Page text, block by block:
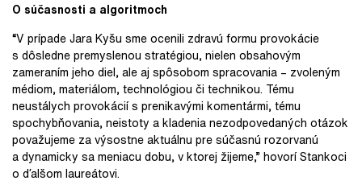
O súčasnosti a algoritmoch
“V prípade Jara Kyšu sme ocenili zdravú formu provokácie
s dôsledne premyslenou stratégiou, nielen obsahovým
zameraním jeho diel, ale aj spôsobom spracovania – zvoleným
médiom, materiálom, technológiou či technikou. Tému
neustálych provokácií s prenikavými komentármi, tému
spochybňovania, neistoty a kladenia nezodpovedaných otázok
považujeme za výsostne aktuálnu pre súčasnú rozorvanú
a dynamicky sa meniacu dobu, v ktorej žijeme,” hovorí Stankoci
o ďalšom laureátovi.